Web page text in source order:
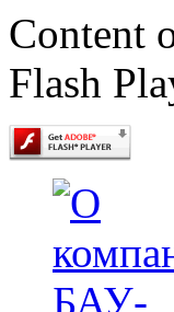
Content
Flash